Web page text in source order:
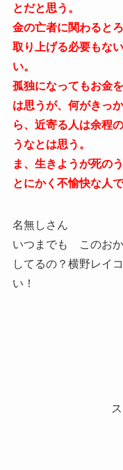
とだと思う。
金の亡者に関わると
取り上げる必要もな
い。
孤独になってもお金
は思うが、何がきっ
ら、近寄る人は余程
うなとは思う。
ま、生きようが死の
とにかく不愉快な人
名無しさん
いつまでも このお
してるの？横野レイ
い！